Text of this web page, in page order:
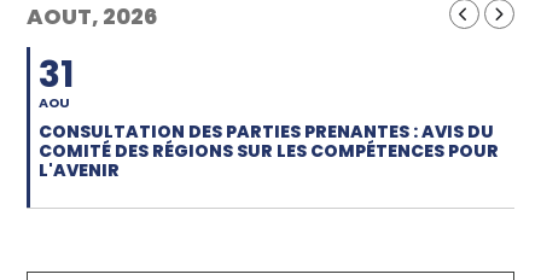
AOUT, 2026
31
AOU
CONSULTATION DES PARTIES PRENANTES : AVIS DU
COMITÉ DES RÉGIONS SUR LES COMPÉTENCES POUR
L'AVENIR